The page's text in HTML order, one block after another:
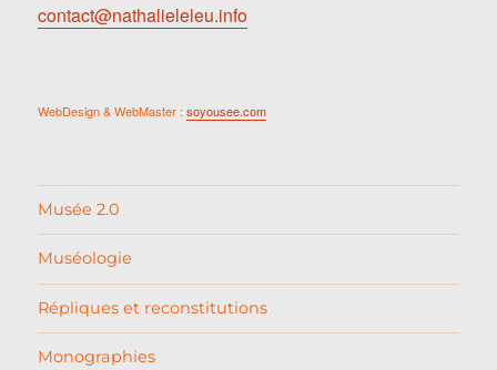
contact@nathalieleleu.info
WebDesign & WebMaster :soyousee.com
Musée 2.0
Muséologie
Répliques et reconstitutions
Monographies